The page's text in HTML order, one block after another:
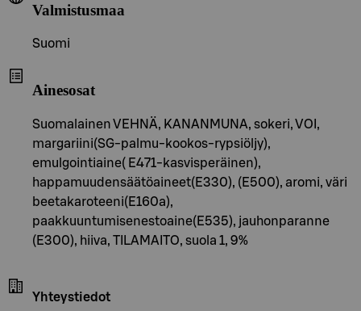
Valmistusmaa
Suomi
Ainesosat
Suomalainen VEHNÄ, KANANMUNA, sokeri, VOI,
margariini(SG-palmu-kookos-rypsiöljy),
emulgointiaine( E471-kasvisperäinen),
happamuudensäätöaineet(E330), (E500), aromi, väri
beetakaroteeni(E160a),
paakkuuntumisenestoaine(E535), jauhonparanne
(E300), hiiva, TILAMAITO, suola 1, 9%
Yhteystiedot